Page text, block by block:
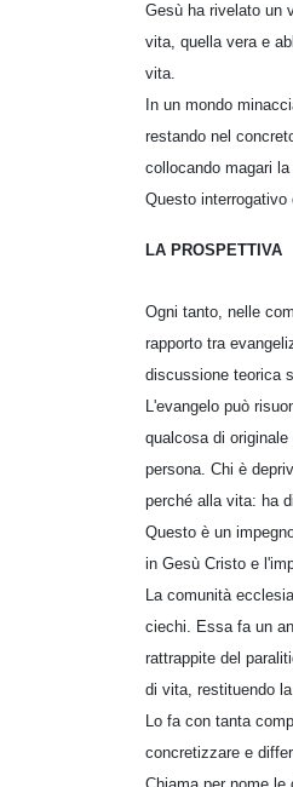
Gesù ha rivelato un
vita, quella vera e
vita.
In un mondo
restando nel
collocando magari
Questo
LA PROSPETTIVA
Ogni tanto, nelle
rapporto tra
discussione teorica
L'evangelo può
qualcosa di
persona. Chi è
perché alla vita: ha
Questo è un
in Gesù Cristo e
La comunità
ciechi. Essa fa un
rattrappite del
di vita, restituendo
Lo fa con tanta
concretizzare e